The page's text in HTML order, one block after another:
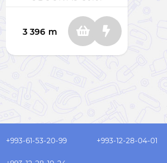
3 396 m
+993-61-53-20-99 +993-12-28-04-01